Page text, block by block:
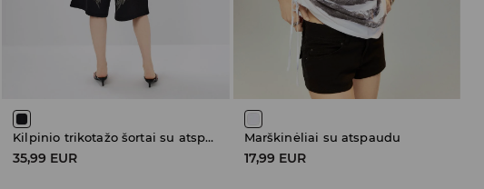
Kilpinio trikotažo šortai su atspaudu
35,99 EUR
Marškinėliai su atspaudu
17,99 EUR